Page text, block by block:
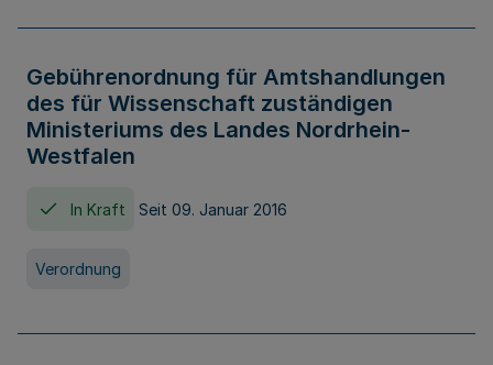
Gebührenordnung für Amtshandlungen
des für Wissenschaft zuständigen
Ministeriums des Landes Nordrhein-
Westfalen
In Kraft Seit 09. Januar 2016
Verordnung